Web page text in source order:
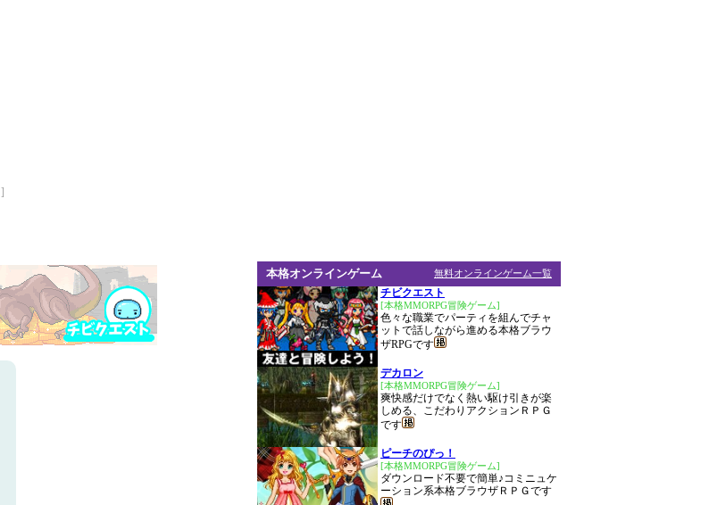
]
無料オンラインゲーム一覧
本格オンラインゲーム
チビクエスト
[本格MMORPG冒険ゲーム]
色々な職業でパーティを組んでチャ
ットで話しながら進める本格ブラウ
ザRPGです
デカロン
[本格MMORPG冒険ゲーム]
爽快感だけでなく熱い駆け引きが楽
しめる、こだわりアクションＲＰＧ
です
ピーチのぴっ！
[本格MMORPG冒険ゲーム]
ダウンロード不要で簡単♪コミニュケ
ーション系本格ブラウザＲＰＧです